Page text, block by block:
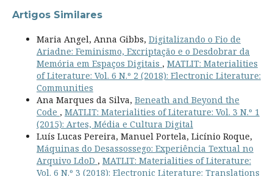
Artigos Similares
Maria Angel, Anna Gibbs, Digitalizando o Fio de
Ariadne: Feminismo, Excriptação e o Desdobrar da
Memória em Espaços Digitais , MATLIT: Materialities
of Literature: Vol. 6 N.º 2 (2018): Electronic Literature:
Communities
Ana Marques da Silva, Beneath and Beyond the
Code , MATLIT: Materialities of Literature: Vol. 3 N.º 1
(2015): Artes, Média e Cultura Digital
Luís Lucas Pereira, Manuel Portela, Licínio Roque,
Máquinas do Desassossego: Experiência Textual no
Arquivo LdoD , MATLIT: Materialities of Literature:
Vol. 6 N.º 3 (2018): Electronic Literature: Translations